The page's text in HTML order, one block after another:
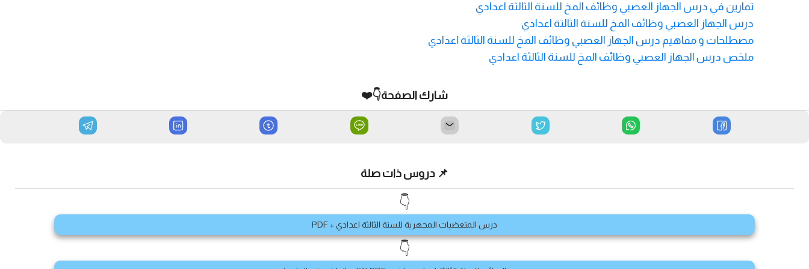
تمارين في درس الجهاز العصبي وظائف المخ للسنة الثالثة اعدادي
درس الجهاز العصبي وظائف المخ للسنة الثالثة اعدادي
مصطلحات و مفاهيم درس الجهاز العصبي وظائف المخ للسنة الثالثة اعدادي
ملخص درس الجهاز العصبي وظائف المخ للسنة الثالثة اعدادي
شارك الصفحة👇❤️
📌 دروس ذات صلة
👇
درس المتعضيات المجهرية للسنة الثالثة اعدادي + PDF
👇